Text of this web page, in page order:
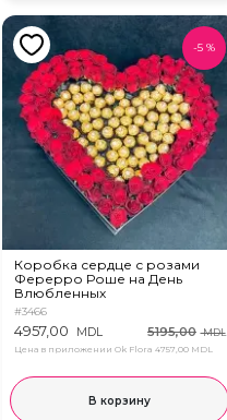
-5 %
Коробка сердце с розами
Ферерро Роше на День
Влюбленных
#3466
4957,00 MDL 5195,00 MDL
Цена в приложении Ok Flora 4757,00 MDL
В корзину